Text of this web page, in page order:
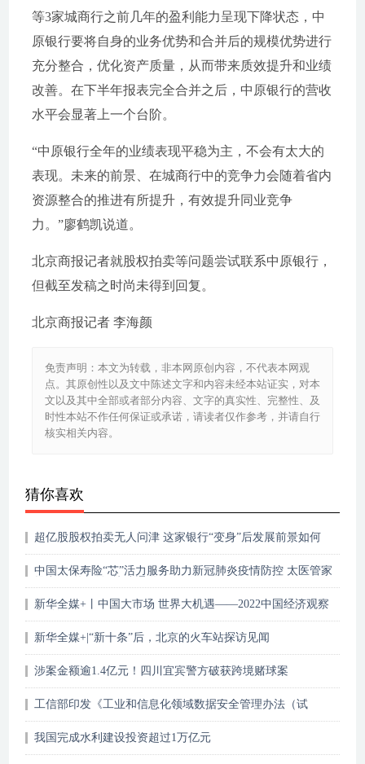
等3家城商行之前几年的盈利能力呈现下降状态，中
原银行要将自身的业务优势和合并后的规模优势进行
充分整合，优化资产质量，从而带来质效提升和业绩
改善。在下半年报表完全合并之后，中原银行的营收
水平会显著上一个台阶。
“中原银行全年的业绩表现平稳为主，不会有太大的
表现。未来的前景、在城商行中的竞争力会随着省内
资源整合的推进有所提升，有效提升同业竞争
力。”廖鹤凯说道。
北京商报记者就股权拍卖等问题尝试联系中原银行，
但截至发稿之时尚未得到回复。
北京商报记者 李海颜
免责声明：本文为转载，非本网原创内容，不代表本网观
点。其原创性以及文中陈述文字和内容未经本站证实，对本
文以及其中全部或者部分内容、文字的真实性、完整性、及
时性本站不作任何保证或承诺，请读者仅作参考，并请自行
核实相关内容。
猜你喜欢
超亿股股权拍卖无人问津 这家银行“变身”后发展前景如何
中国太保寿险“芯”活力服务助力新冠肺炎疫情防控 太医管家
新华全媒+丨中国大市场 世界大机遇——2022中国经济观察
新华全媒+|“新十条”后，北京的火车站探访见闻
涉案金额逾1.4亿元！四川宜宾警方破获跨境赌球案
工信部印发《工业和信息化领域数据安全管理办法（试
我国完成水利建设投资超过1万亿元